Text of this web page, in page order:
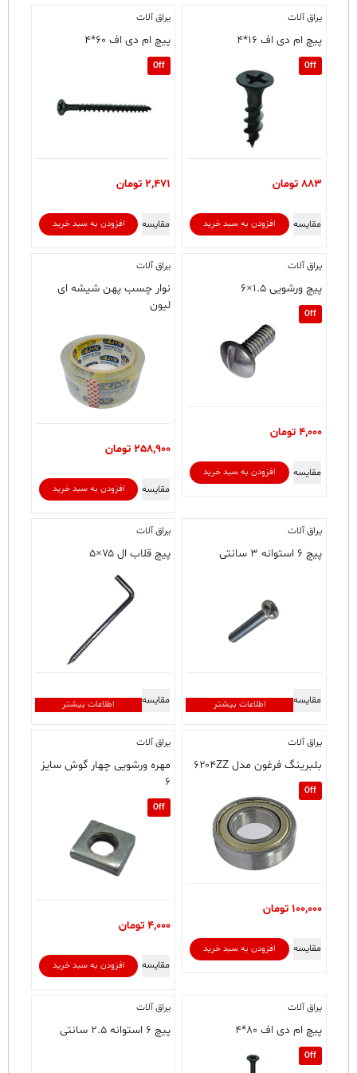
یراق آلات
پیچ ام دی اف ۱۶*۴
Off
883 تومان
افزودن به سبد خرید مقایسه
یراق آلات
پیچ ام دی اف ۶۰*۴
Off
2,471 تومان
افزودن به سبد خرید مقایسه
یراق آلات
پیچ ورشویی ۱.۵×۶
Off
4,000 تومان
افزودن به سبد خرید مقایسه
یراق آلات
نوار چسب پهن شیشه ای
لیون
258,900 تومان
افزودن به سبد خرید مقایسه
یراق آلات
پیچ ۶ استوانه ۳ سانتی
اطلاعات بیشتر مقایسه
یراق آلات
پیچ قلاب ال ۷۵×۵
اطلاعات بیشتر مقایسه
یراق آلات
بلبرینگ فرغون مدل ۶۲۰۴ZZ
Off
100,000 تومان
افزودن به سبد خرید مقایسه
یراق آلات
مهره ورشویی چهار گوش سایز
۶
Off
4,000 تومان
افزودن به سبد خرید مقایسه
یراق آلات
پیچ ام دی اف ۸۰*۴
Off
یراق آلات
پیچ ۶ استوانه ۲.۵ سانتی